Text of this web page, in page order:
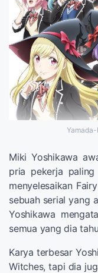
Miki Yoshikawa
pria pekerja
menyelesaikan
sebuah serial yang
Yoshikawa
semua yang dia
Karya terbesar
Witches, tapi dia